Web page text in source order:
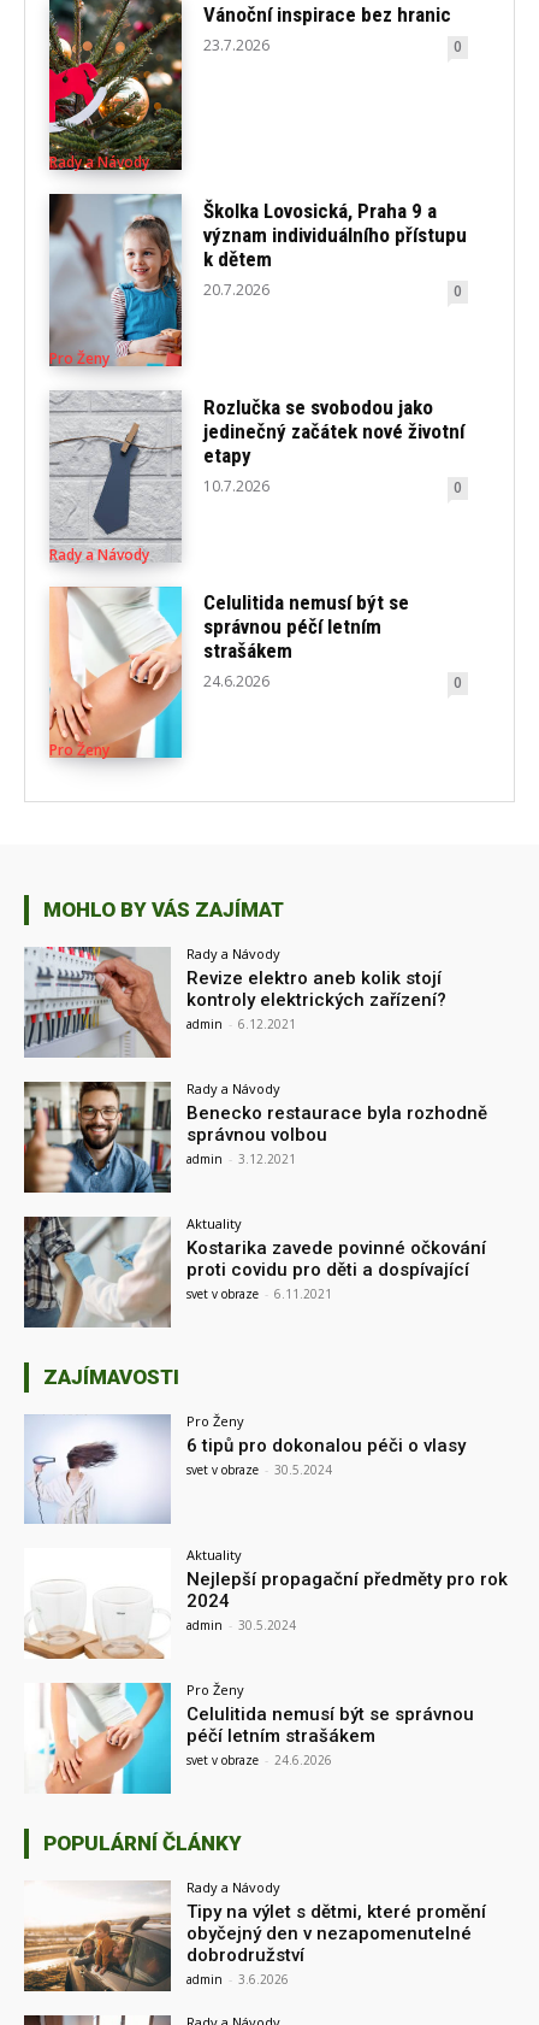
Rady a Návody
Vánoční inspirace bez hranic
23.7.2026 0
Pro Ženy
Školka Lovosická, Praha 9 a
význam individuálního přístupu
k dětem
20.7.2026 0
Rady a Návody
Rozlučka se svobodou jako
jedinečný začátek nové životní
etapy
10.7.2026 0
Pro Ženy
Celulitida nemusí být se
správnou péčí letním
strašákem
24.6.2026 0
MOHLO BY VÁS ZAJÍMAT
Rady a Návody
Revize elektro aneb kolik stojí
kontroly elektrických zařízení?
admin - 6.12.2021
Rady a Návody
Benecko restaurace byla rozhodně
správnou volbou
admin - 3.12.2021
Aktuality
Kostarika zavede povinné očkování
proti covidu pro děti a dospívající
svet v obraze - 6.11.2021
ZAJÍMAVOSTI
Pro Ženy
6 tipů pro dokonalou péči o vlasy
svet v obraze - 30.5.2024
Aktuality
Nejlepší propagační předměty pro rok
2024
admin - 30.5.2024
Pro Ženy
Celulitida nemusí být se správnou
péčí letním strašákem
svet v obraze - 24.6.2026
POPULÁRNÍ ČLÁNKY
Rady a Návody
Tipy na výlet s dětmi, které promění
obyčejný den v nezapomenutelné
dobrodružství
admin - 3.6.2026